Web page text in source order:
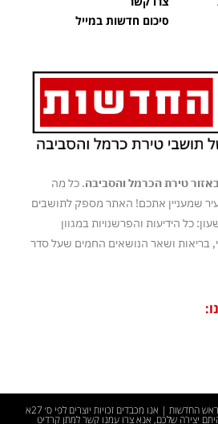
סיכום חדשות במייל
טירת הכרמל והסביבה. כל מה
שמעניין אתכם! האתר מספק לתושבים
כל הידיעות והפרשנויות במגוון
בריאות ושאר הנושאים החמים שעל סדר
2023 © כל הזכויות שמורות - בראש החדשות | אנו מכבדים זכויות יוצרים לפי ס׳ 27א
יצירה שלכם, אנא צרו עמנו קשר למתן קרדיט